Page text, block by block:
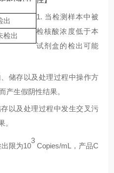
出
检出
1. 当检测样本中被
检核酸浓度低于本
试剂盒的检出可能
储存以及处理过程中操作方
产生假阴性结果。
以及处理过程中发生交叉污
。
限为10
3
Copies/mL ，产品C